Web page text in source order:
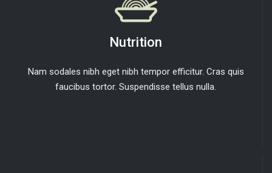
Nutrition
Nam sodales nibh eget nibh tempor efficitur. Cras quis
faucibus tortor. Suspendisse tellus nulla.